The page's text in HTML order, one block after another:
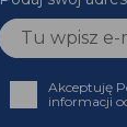
Akceptuję
informacji